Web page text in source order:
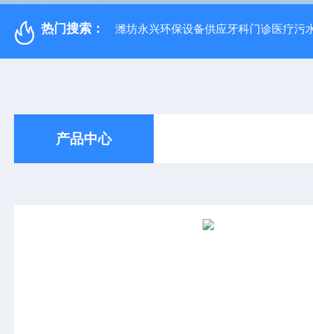
热门搜索： 潍坊永兴环保设备供应牙科门诊医疗污
产品中心